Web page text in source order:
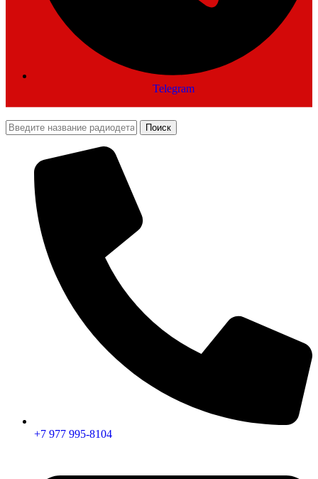
Telegram
Поиск
+7 977 995-8104